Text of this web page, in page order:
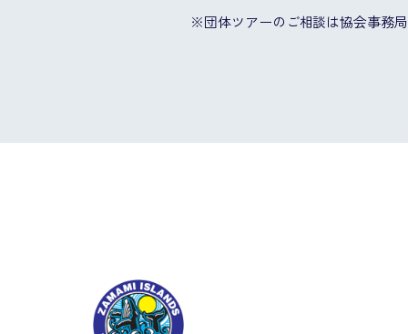
※団体ツアーのご相談は協会事務